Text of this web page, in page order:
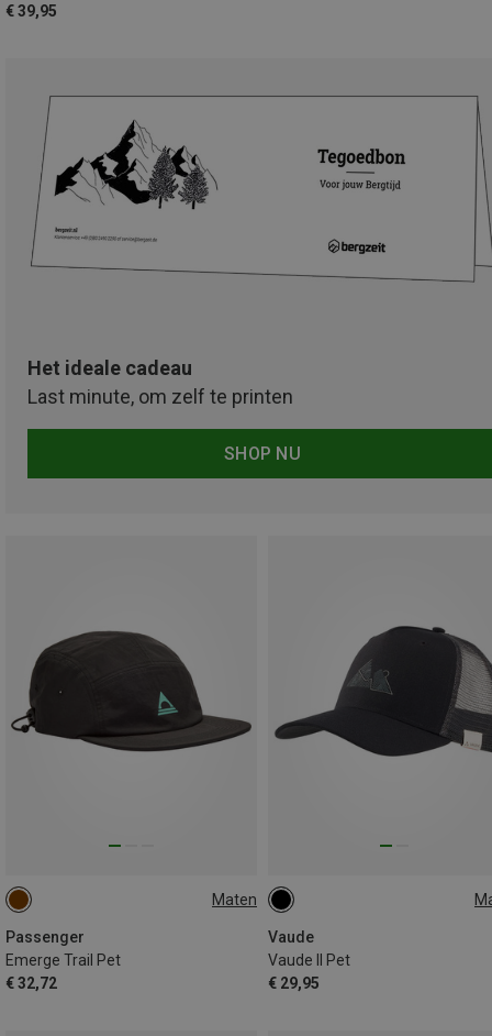
€ 39,95
Het ideale cadeau
Last minute, om zelf te printen
SHOP NU
Maten
Passenger
Emerge Trail Pet
€ 32,72
ONE SIZE
Vaude
Vaude II Pet
€ 29,95
ONE SIZE